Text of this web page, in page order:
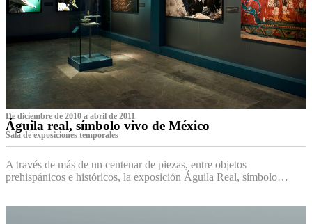
De diciembre de 2010 a abril de 2011
Águila real, símbolo vivo de México
Sala de exposiciones temporales
A través de más de un centenar de piezas, entre objetos
prehispánicos e históricos, la exposición Águila Real, símbolo…